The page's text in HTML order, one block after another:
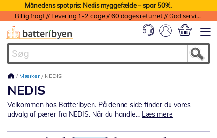
Månedens spotpris: Nedis myggefælde – spar 50%.
Billig fragt // Levering 1-2 dage // 60 dages returret // God service med garanti
Mærker NEDIS
NEDIS
Velkommen hos Batteribyen. På denne side finder du vores
udvalg af pærer fra NEDIS. Når du handle... Læs mere